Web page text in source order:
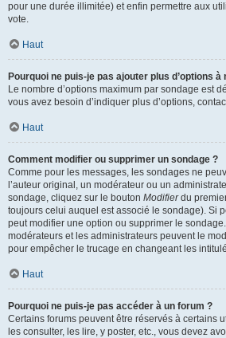
pour une durée illimitée) et enfin permettre aux
vote.
Haut
Pourquoi ne puis-je pas ajouter plus d’options à
Le nombre d’options maximum par sondage est
vous avez besoin d’indiquer plus d’options,
Haut
Comment modifier ou supprimer un sondage ?
Comme pour les messages, les sondages ne
l’auteur original, un modérateur ou un
sondage, cliquez sur le bouton Modifierdu
toujours celui auquel est associé le sondage). Si
peut modifier une option ou supprimer le
modérateurs et les administrateurs peuvent le
pour empêcher le trucage en changeant les
Haut
Pourquoi ne puis-je pas accéder à un forum ?
Certains forums peuvent être réservés à certains
les consulter, les lire, y poster, etc., vous devez